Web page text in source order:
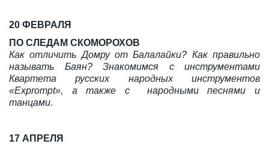
20 ФЕВРАЛЯ
ПО СЛЕДАМ СКОМОРОХОВ
Как отличить Домру от Балалайки? Как правильно
называть Баян? Знакомимся с инструментами
Квартета русских народных инструментов
«Exprompt», а также с народными песнями и
танцами.
17 АПРЕЛЯ